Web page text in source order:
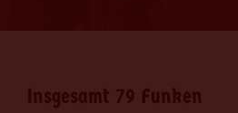
Insgesamt 79 Funken